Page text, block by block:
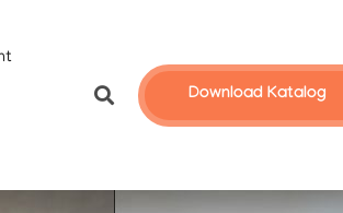
Download Katalog